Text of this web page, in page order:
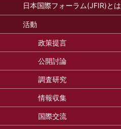
日本国際フォーラム(JFIR)とは
活動
政策提言
公開討論
調査研究
情報収集
国際交流